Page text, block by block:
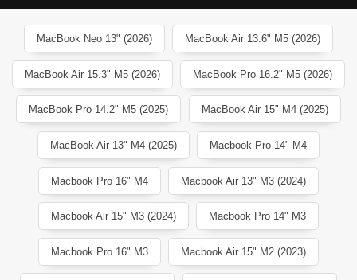
MacBook Neo 13" (2026) MacBook Air 13.6" M5 (2026)
MacBook Air 15.3" M5 (2026) MacBook Pro 16.2" M5 (2026)
MacBook Pro 14.2" M5 (2025) MacBook Air 15" M4 (2025)
MacBook Air 13" M4 (2025) Macbook Pro 14" M4
Macbook Pro 16" M4 Macbook Air 13" M3 (2024)
Macbook Air 15" M3 (2024) Macbook Pro 14" M3
Macbook Pro 16" M3 Macbook Air 15" M2 (2023)